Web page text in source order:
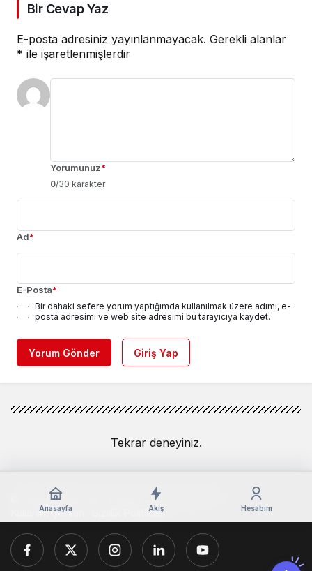
Bir Cevap Yaz
E-posta adresiniz yayınlanmayacak. Gerekli alanlar
* ile işaretlenmişlerdir
Yorumunuz*
0/30 karakter
Ad*
E-Posta*
Bir dahaki sefere yorum yaptığımda kullanılmak üzere adımı, e-
posta adresimi ve web site adresimi bu tarayıcıya kaydet.
Yorum Gönder Giriş Yap
Tekrar deneyiniz.
Anasayfa Akış Hesabım
© Telif Hakkı 2018 - 2026, Tüm Hakları Saklıdır
Kullanım Şartları
Gizlilik Politikası